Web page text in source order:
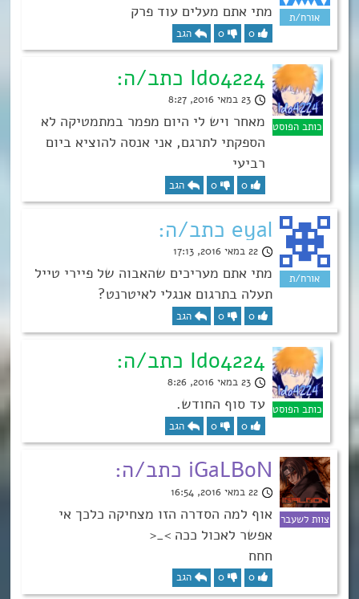
מתי אתם מעלים עוד פרק
0
0 הגב
Ido4224 כתב/ה:
23 במאי 2016, 8:27
מאחר ויש לי היום מפמר במתמטיקה לא
הספקתי לתרגם, אני אנסה להוציא ביום
רביעי
0
0 הגב
eyal כתב/ה:
22 במאי 2016, 17:13
מתי אתם מעריכים שהאבוה של פיירי טייל
תעלה בתרגום אנגלי לאיטרנט?
0
0 הגב
Ido4224 כתב/ה:
23 במאי 2016, 8:26
עד סוף החודש.
0
0 הגב
iGaLBoN כתב/ה:
22 במאי 2016, 16:54
אוף למה הסדרה הזו מצחיקה כלכך אי
אפשר לאכול ככה >_<
חחח
0
0 הגב